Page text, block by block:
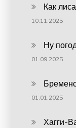
Как
10.11.2025
Ну
01.09.2025
01.01.2025
Хагги-